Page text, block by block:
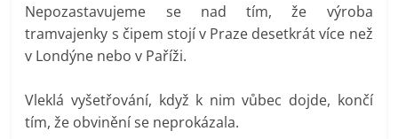
Nepozastavujeme se nad tím, že výroba
tramvajenky s čipem stojí v Praze desetkrát více než
v Londýne nebo v Paříži.
Vleklá vyšetřování, když k nim vůbec dojde, končí
tím, že obvinění se neprokázala.